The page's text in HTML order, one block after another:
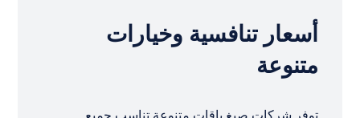
أسعار تنافسية وخيارات
متنوعة
توفر شركات صبغ باقات متنوعة تناسب جميع